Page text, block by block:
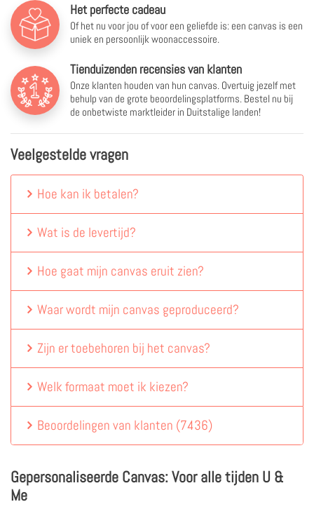
Het perfecte cadeau
Of het nu voor jou of voor een geliefde is: een canvas is een
uniek en persoonlijk woonaccessoire.
Tienduizenden recensies van klanten
Onze klanten houden van hun canvas. Overtuig jezelf met
behulp van de grote beoordelingsplatforms. Bestel nu bij
de onbetwiste marktleider in Duitstalige landen!
Veelgestelde vragen
Hoe kan ik betalen?
Wat is de levertijd?
Hoe gaat mijn canvas eruit zien?
Waar wordt mijn canvas geproduceerd?
Zijn er toebehoren bij het canvas?
Welk formaat moet ik kiezen?
Beoordelingen van klanten (7436)
Gepersonaliseerde Canvas: Voor alle tijden U &
Me